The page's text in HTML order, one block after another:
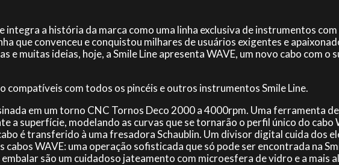
integra a história da marca como uma linha exclusiva de instrumentos
que convenceu e conquistou milhares de usuários exigentes e
e muitas ideias, hoje, a Smile Line apresenta WAVE, um novo cabo com
compatíveis com todos os pincéis e outros instrumentos Smile Line.
em um torno CNC Tornos Deco 2000 a 4000rpm. Uma ferramenta
a superfície, modelando as curvas que se tornarão o perfil único do cabo
é transferido à uma fresadora Schaublin. Um divisor digital cuida dos
WAVE: uma operação sofisticada que só pode ser encontrada na
são um cuidadoso jateamento com microesfera de vidro e a mais